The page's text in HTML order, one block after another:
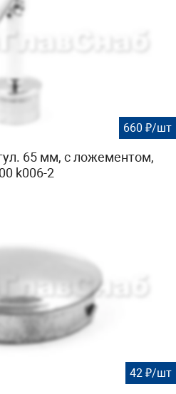
660 ₽/шт
65 мм, с ложементом,
k006-2
42 ₽/шт